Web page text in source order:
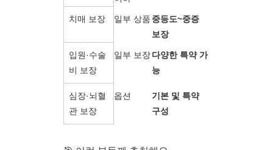
치매 보장 일부 상품 중등도~중증
보장
입원·수술
비 보장
일부 보장다양한 특약 가
능
심장·뇌혈
관 보장
옵션
기본 및 특약
구성